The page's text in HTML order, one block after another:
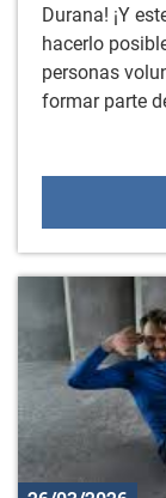
Durana! ¡Y
hacerlo
personas
formar parte